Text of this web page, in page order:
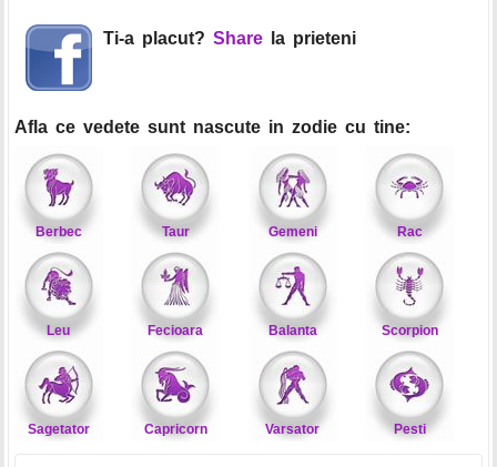
Ti-a placut? Share la prieteni
Afla ce vedete sunt nascute in zodie cu tine:
Berbec Taur Gemeni Rac
Leu Fecioara Balanta Scorpion
Sagetator Capricorn Varsator Pesti